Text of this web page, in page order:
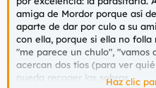
amiga de Mordor porque así
aparte de dar por culo a su
con ella, porque si ella no
"me parece un chulo", "vamos
acercan dos tíos (para ver
pueda recoger las sobras.
Haz clic